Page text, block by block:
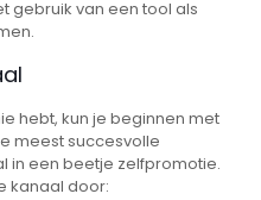
gebruik van een tool als
hebt, kun je beginnen met
meest succesvolle
in een beetje zelfpromotie.
kanaal door: